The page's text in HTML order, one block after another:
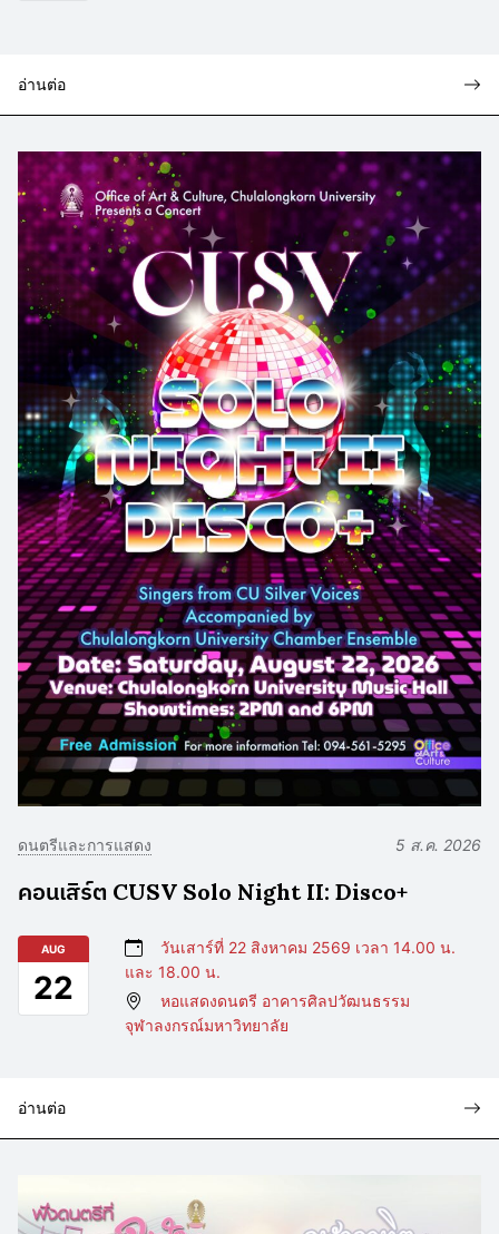
อ่านต่อ
ดนตรีและการแสดง 5 ส.ค. 2026
คอนเสิร์ต CUSV Solo Night II: Disco+
AUG
22
วันเสาร์ที่ 22 สิงหาคม 2569 เวลา 14.00 น.
และ 18.00 น.
หอแสดงดนตรี อาคารศิลปวัฒนธรรม
จุฬาลงกรณ์มหาวิทยาลัย
อ่านต่อ